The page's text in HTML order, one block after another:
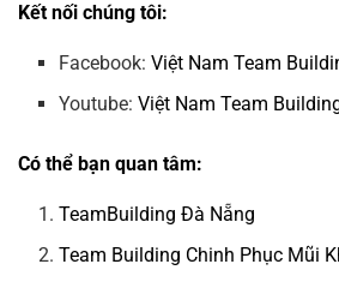
Kết nối chúng tôi:
Facebook:Việt Nam Team
Youtube:Việt Nam Team
Có thể bạn quan tâm:
TeamBuilding Đà Nẵng
Team Building Chinh Phục Mũi